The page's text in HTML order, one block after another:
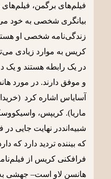
فیلم‌های برگمن، فیلم‌های
بیانگری شخصی به خود
زندگی‌نامه شخصی او
کریس به موارد زیادی
در یک رابطه هستند و یک
و موفق دارند. در مورد
آسایاس اشاره کرد
ماریا). کریپس،
شبیه‌انددر نهایت جایی
که بیننده تردید دارد که
فرافکنی کریس از
هانسن لاو است– جهشی